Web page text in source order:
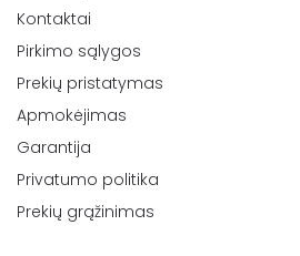
Kontaktai
Pirkimo sąlygos
Prekių pristatymas
Apmokėjimas
Garantija
Privatumo politika
Prekių grąžinimas